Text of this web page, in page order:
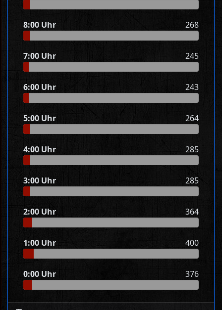
8:00 Uhr 268
7:00 Uhr 245
6:00 Uhr 243
5:00 Uhr 264
4:00 Uhr 285
3:00 Uhr 285
2:00 Uhr 364
1:00 Uhr 400
0:00 Uhr 376